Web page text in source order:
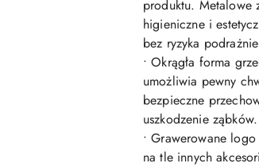
produktu. Metalowe
higieniczne i
bez ryzyka
• Okrągła forma
umożliwia pewny
bezpieczne
uszkodzenie ząbków.
• Grawerowane
na tle innych